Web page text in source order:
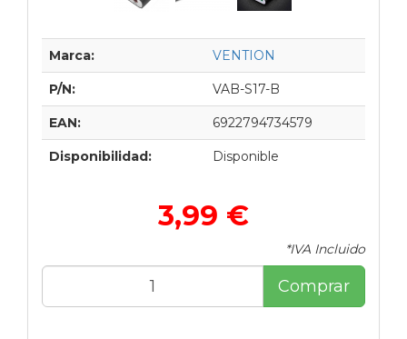
Marca: VENTION
P/N: VAB-S17-B
EAN: 6922794734579
Disponibilidad: Disponible
3,99 €
*IVA Incluido
Comprar